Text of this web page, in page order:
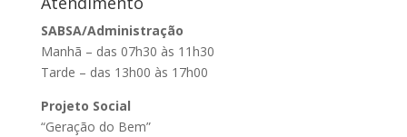
SABSA/Administração
Manhã – das 07h30 às 11h30
Tarde – das 13h00 às 17h00
Projeto Social
“Geração do Bem”